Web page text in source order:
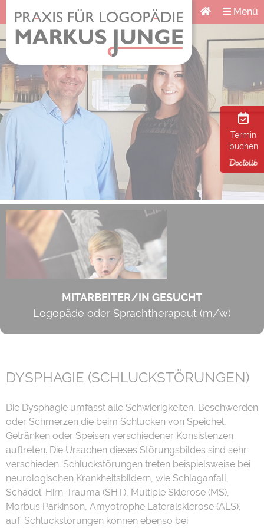
Menü
MITARBEITER/IN GESUCHT
Logopäde oder Sprachtherapeut (m/w)
DYSPHAGIE (SCHLUCKSTÖRUNGEN)
Die Dysphagie umfasst alle Schwierigkeiten, Beschwerden
oder Schmerzen die beim Schlucken von Speichel,
Getränken oder Speisen verschiedener Konsistenzen
auftreten. Die Ursachen dieses Störungsbildes sind sehr
verschieden. Schluckstörungen treten beispielsweise bei
neurologischen Krankheitsbildern, wie Schlaganfall,
Schädel-Hirn-Trauma (SHT), Multiple Sklerose (MS),
Morbus Parkinson, Amyotrophe Lateralsklerose (ALS),
auf. Schluckstörungen können ebenso bei
Termin
buchen